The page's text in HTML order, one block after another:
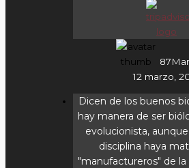
12 marzo,
Dicen de los buenos
hay manera de ser
evolucionista,
disciplina haya
"manufactureros" de